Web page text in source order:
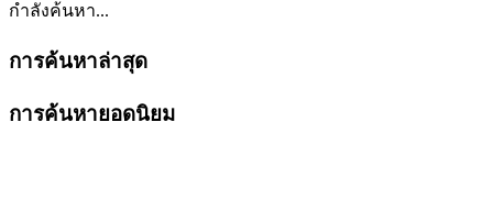
กำลังค้นหา...
การค้นหาล่าสุด
การค้นหายอดนิยม